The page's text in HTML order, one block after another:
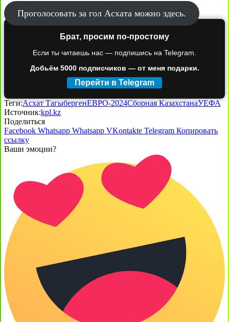
Проголосовать за гол Асхата можно здесь.
Брат, просим по-простому
Если ты читаешь нас — подпишись на Telegram.
Добьём 5000 подписчиков — от меня подарки.
Перейти в Telegram
Теги:Асхат ТагыбергенЕВРО-2024Сборная КазахстанаУЕФА
Источник:kpl.kz
Поделиться
Facebook Whatsapp Whatsapp VKontakte Telegram Копировать
ссылку
Ваши эмоции?